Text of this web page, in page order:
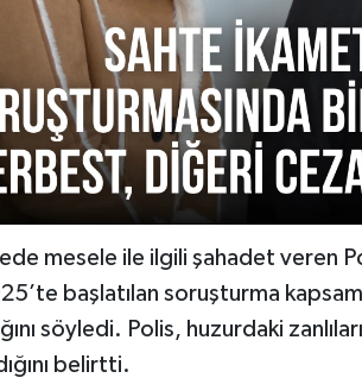
mesele ile ilgili şahadet veren
başlatılan soruşturma
söyledi. Polis, huzurdaki
belirtti.